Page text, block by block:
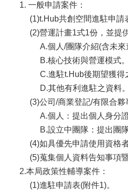
1. 一般申請案件：
(1)t.Hub共創空間進駐申請
(2)營運計畫1式1份，並提
A.個人/團隊介紹(含未來
B.核心技術與營運模式。
C.進駐t.Hub後期望獲得
D.其他有利進駐之資料。
(3)公司/商業登記/有限合
A.個人：提出個人身分
B.設立中團隊：提出團
(4)如具優先申請使用資格
(5)蒐集個人資料告知事項
2.本局政策性輔導案件：
(1)進駐申請表(附件1)。